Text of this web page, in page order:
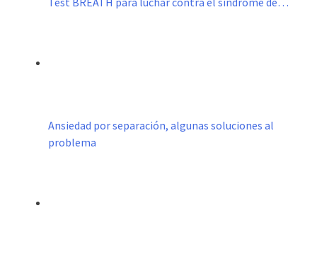
Ansiedad por separación, algunas soluciones al
problema